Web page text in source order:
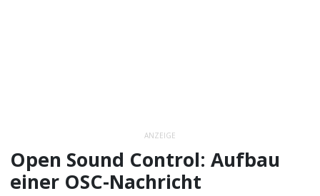
ANZEIGE
Open Sound Control: Aufbau
einer OSC-Nachricht